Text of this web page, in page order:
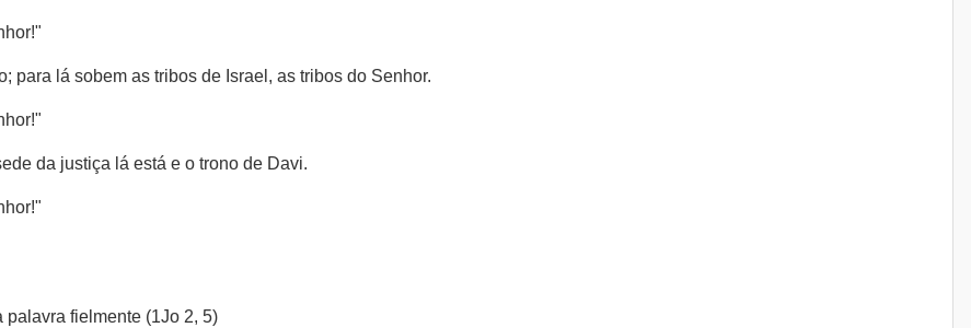
para lá sobem as tribos de Israel, as tribos do Senhor.
da justiça lá está e o trono de Davi.
fielmente (1Jo 2, 5)